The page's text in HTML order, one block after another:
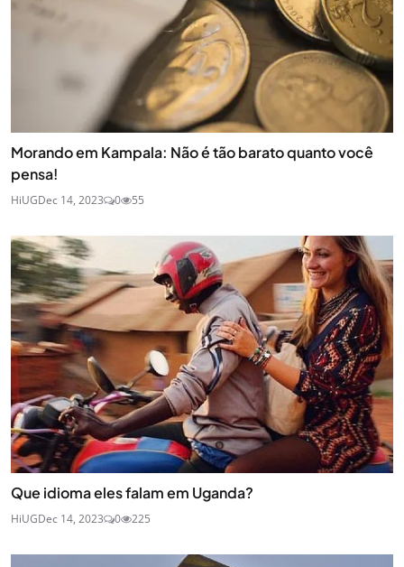
Morando em Kampala: Não é tão barato quanto você
pensa!
HiUGDec 14, 2023 0 55
Que idioma eles falam em Uganda?
HiUGDec 14, 2023 0 225